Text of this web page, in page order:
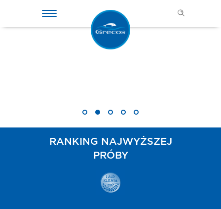
RANKING NAJWYŻSZEJ
PRÓBY